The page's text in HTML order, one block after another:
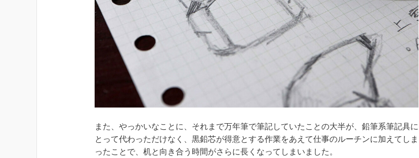
また、やっかいなことに、それまで万年筆で筆記していたことの大半が、鉛筆系筆記具に
とって代わっただけなく、黒鉛芯が得意とする作業をあえて仕事のルーチンに加えてしま
ったことで、机と向き合う時間がさらに長くなってしまいました。